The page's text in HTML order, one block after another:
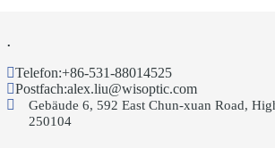
.
Telefon:+86-531-88014525
Postfach:alex.liu@wisoptic.com
Gebäude 6, 592 East Chun-xuan Road,
250104